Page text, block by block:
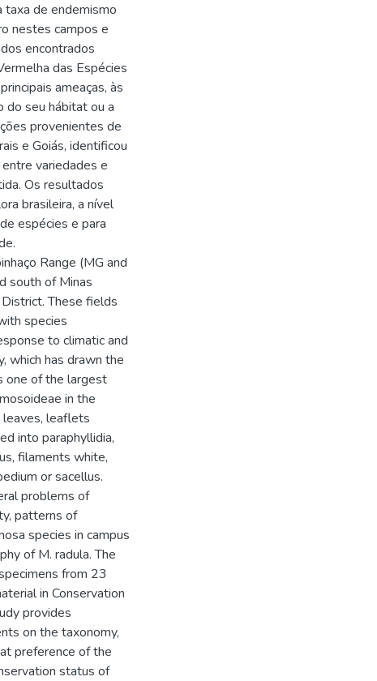
de endemismo
nestes campos e
encontrados
das Espécies
ameaças, às
do seu hábitat ou a
provenientes de
e Goiás, identificou
variedades e
Os resultados
brasileira, a nível
espécies e para
Range (MG and
south of Minas
District. These fields
species
to climatic and
which has drawn the
one of the largest
in the
leaves, leaflets
into paraphyllidia,
filaments white,
or sacellus.
problems of
patterns of
species in campus
of M. radula. The
from 23
in Conservation
provides
on the taxonomy,
preference of the
status of